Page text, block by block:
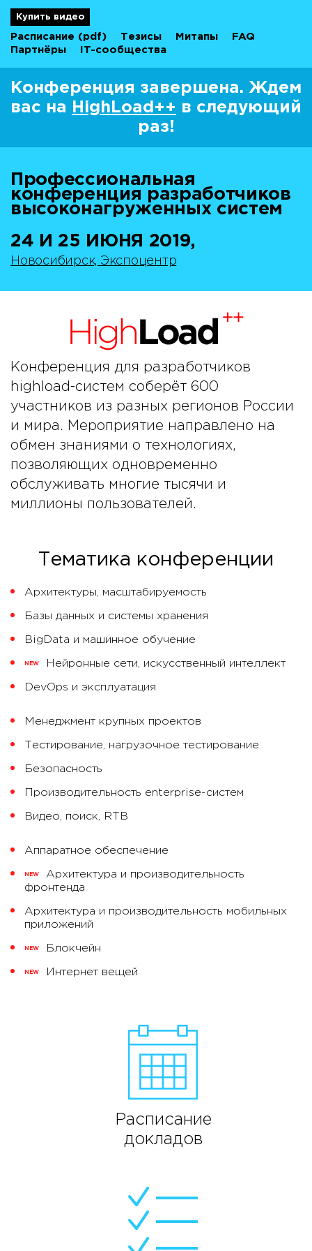
Купить видео
Расписание (pdf) Тезисы Митапы
FAQ
Партнёры
IT-сообщества
Конференция завершена. Ждем
вас на
HighLoad++ в следующий
раз!
Профессиональная
конференция разработчиков
высоконагруженных систем
24 И 25 ИЮНЯ 2019,
Новосибирск, Экспоцентр
Конференция для разработчиков
highload-систем соберёт 600
участников из разных регионов России
и мира. Мероприятие направлено на
обмен знаниями о технологиях,
позволяющих одновременно
обслуживать многие тысячи и
миллионы пользователей.
Тематика конференции
Архитектуры, масштабируемость
Базы данных и системы хранения
BigData и машинное обучение
NEW Нейронные сети, искусственный интеллект
DevOps и эксплуатация
Менеджмент крупных проектов
Тестирование, нагрузочное тестирование
Безопасность
Производительность enterprise-систем
Видео, поиск, RTB
Аппаратное обеспечение
NEW
Архитектура и производительность
фронтенда
Архитектура и производительность мобильных
приложений
NEW Блокчейн
NEW Интернет вещей
Расписание
докладов